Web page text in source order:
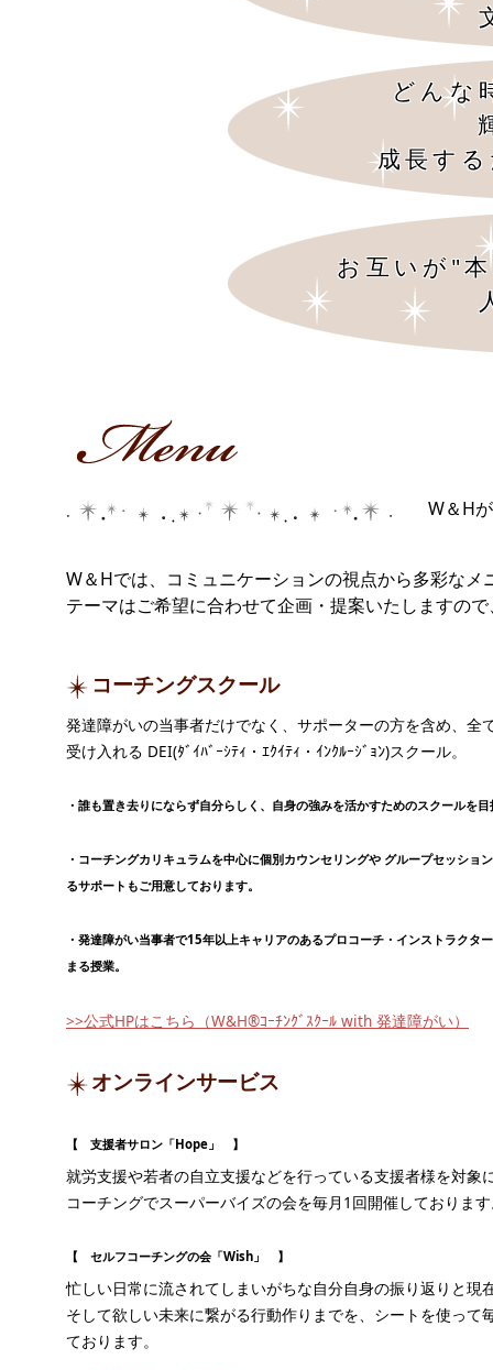
どんな
成長す
お互いが"
W＆H
W＆Hでは、コミュニケーションの視点から多彩な
テーマはご希望に合わせて企画・提案いたしますの
コーチングスクール
発達障がいの当事者だけでなく、サポーターの方を含め、全
受け入れる DEI(ﾀﾞｲﾊﾞｰｼﾃｨ・ｴｸｲﾃｨ・ｲﾝｸﾙｰｼﾞｮﾝ)スクール。
・誰も置き去りにならず自分らしく、自身の強みを活かすためのスクールを
・コーチングカリキュラムを中心に個別カウンセリングや グループセッショ
るサポートもご用意しております。
・発達障がい当事者で15年以上キャリアのあるプロコーチ・インストラクタ
まる授業。
>>公式HPはこちら（W&H®ｺｰﾁﾝｸﾞｽｸｰﾙ with 発達障がい）
オンラインサービス
【 支援者サロン「Hope」 】
就労支援や若者の自立支援などを行っている支援者様を対象
コーチングでスーパーバイズの会を毎月1回開催しておりま
【 セルフコーチングの会「Wish」 】
忙しい日常に流されてしまいがちな自分自身の振り返りと現
そして欲しい未来に繋がる行動作りまでを、シートを使って
ております。